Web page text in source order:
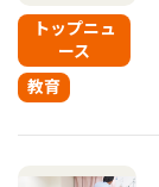
トップニュ
ース
教育